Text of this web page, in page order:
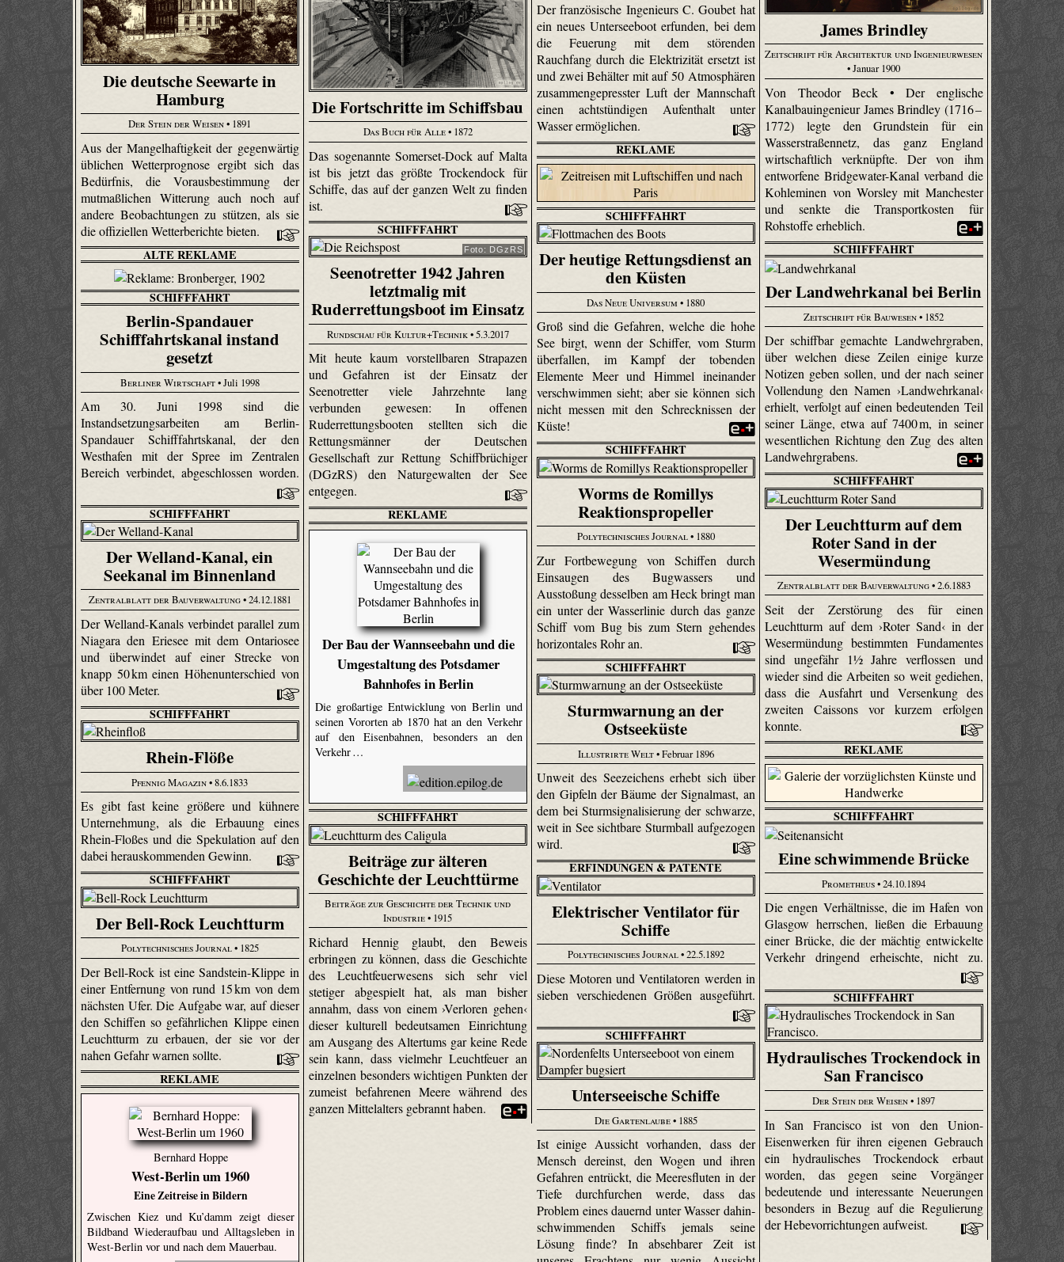
James Brindley
Zeitschrift für Architektur und Ingenieurwesen
• Januar 1900
Von Theodor Beck • Der englische
Kanalbauingenieur James Brindley (1716 –
1772) legte den Grundstein für ein
Wasserstraßennetz, das ganz England
wirtschaftlich verknüpfte. Der von ihm
entworfene Bridge­water-Kanal verband die
Kohleminen von Worsley mit Manchester
und senkte die Transportkosten für
Rohstoffe erheblich.
Die deutsche Seewarte in
Hamburg
Der Stein der Weisen• 1891
Aus der Mangelhaftigkeit der gegenwärtig
üblichen Wetterprognose ergibt sich das
Bedürfnis, die Vorausbestimmung der
mutmaßlichen Witterung auch noch auf
andere Beobachtungen zu stützen, als sie
die offiziellen Wetterberichte bieten.
Die Fortschritte im Schiffsbau
Das Buch für Alle• 1872
Das sogenannte Somerset-Dock auf Malta
ist bis jetzt das größte Trockendock für
Schiffe, das auf der ganzen Welt zu finden
ist.
Der französische Ingenieurs C. Goubet hat
ein neues Unterseeboot erfunden, bei dem
die Feuerung mit dem störenden
Rauchfang durch die Elektrizität ersetzt ist
und zwei Behälter mit auf 50 Atmosphären
zusammengepresster Luft der Mannschaft
einen achtstündigen Aufenthalt unter
Wasser ermöglichen.
REKLAME
SCHIFFFAHRT
Der heutige Rettungsdienst an
den Küsten
Das Neue Universum • 1880
Groß sind die Gefahren, welche die hohe
See birgt, wenn der Schiffer, vom Sturm
überfallen, im Kampf der tobenden
Elemente Meer und Himmel ineinander
verschwimmen sieht; aber sie können sich
nicht messen mit den Schrecknissen der
Küste!
SCHIFFFAHRT
Foto: DGzRS
Seenotretter 1942 Jahren
letztmalig mit
Ruderrettungsboot im Einsatz
Rundschau für Kultur+Technik• 5.3.2017
Mit heute kaum vorstellbaren Strapazen
und Gefahren ist der Einsatz der
Seenotretter viele Jahrzehnte lang
verbunden gewesen: In offenen
Ruderrettungsbooten stellten sich die
Rettungsmänner der Deutschen
Gesellschaft zur Rettung Schiffbrüchiger
(DGzRS) den Naturgewalten der See
entgegen.
SCHIFFFAHRT
Der Landwehrkanal bei Berlin
Zeitschrift für Bauwesen• 1852
Der schiffbar gemachte Landwehrgraben,
über welchen diese Zeilen einige kurze
Notizen geben sollen, und der nach seiner
Vollendung den Namen ›Landwehrkanal‹
erhielt, verfolgt auf einen bedeutenden Teil
seiner Länge, etwa auf 7400 m, in seiner
wesentlichen Richtung den Zug des alten
Landwehrgrabens.
ALTE REKLAME
SCHIFFFAHRT
Berlin-Spandauer
Schifffahrtskanal instand
gesetzt
Berliner Wirtschaft• Juli 1998
Am 30. Juni 1998 sind die
Instandsetzungsarbeiten am Berlin-
Spandauer Schifffahrtskanal, der den
Westhafen mit der Spree im Zentralen
Bereich verbindet, abgeschlossen worden.
SCHIFFFAHRT
Worms de Romillys
Reaktionspropeller
Polytechnisches Journal• 1880
Zur Fortbewegung von Schiffen durch
Einsaugen des Bug­wassers und
Ausstoßung desselben am Heck bringt man
ein unter der Wasserlinie durch das ganze
Schiff vom Bug bis zum Stern gehendes
horizontales Rohr an.
SCHIFFFAHRT
Der Leuchtturm auf dem
Roter Sand in der
Wesermündung
Zentralblatt der Bauverwaltung• 2.6.1883
Seit der Zerstörung des für einen
Leuchtturm auf dem ›Roter Sand‹ in der
Wesermündung bestimmten Fundamentes
sind ungefähr 1½ Jahre verflossen und
wieder sind die Arbeiten so weit gediehen,
dass die Ausfahrt und Versenkung des
zweiten Caissons vor kurzem erfolgen
konnte.
SCHIFFFAHRT
Der Welland-Kanal, ein
Seekanal im Binnenland
Zentralblatt der Bauverwaltung• 24.12.1881
Der Welland-Kanals verbindet parallel zum
Niagara den Eriesee mit dem Ontariosee
und überwindet auf einer Strecke von
knapp 50 km einen Höhenunterschied von
über 100 Meter.
REKLAME
Der Bau der Wannseebahn und die
Umgestaltung des Potsdamer
Bahnhofes in Berlin
Die großartige Entwicklung von Berlin und
seinen Vororten ab 1870 hat an den Verkehr
auf den Eisenbahnen, besonders an den
Verkehr …
SCHIFFFAHRT
Beiträge zur älteren
Geschichte der Leuchttürme
Beiträge zur Geschichte der Technik und
Industrie• 1915
Richard Hennig glaubt, den Beweis
erbringen zu können, dass die Geschichte
des Leuchtfeuerwesens sich sehr viel
stetiger abgespielt hat, als man bisher
annahm, dass von einem ›Verloren gehen‹
dieser kulturell bedeutsamen Einrichtung
am Ausgang des Altertums gar keine Rede
sein kann, dass vielmehr Leuchtfeuer an
einzelnen besonders wichtigen Punkten der
zumeist befahrenen Meere während des
ganzen Mittelalters gebrannt haben.
SCHIFFFAHRT
Sturmwarnung an der
Ostseeküste
Illustrirte Welt• Februar 1896
Unweit des Seezeichens erhebt sich über
den Gipfeln der Bäume der Signalmast, an
dem bei Sturmsignalisierung der schwarze,
weit in See sichtbare Sturmball aufgezogen
wird.
SCHIFFFAHRT
Rhein-Flöße
Pfennig Magazin• 8.6.1833
Es gibt fast keine größere und kühnere
Unternehmung, als die Erbauung eines
Rhein-Floßes und die Spekulation auf den
dabei herauskommenden Gewinn.
REKLAME
SCHIFFFAHRT
Eine schwimmende Brücke
Prometheus• 24.10.1894
Die engen Verhältnisse, die im Hafen von
Glasgow herrschen, ließen die Erbauung
einer Brücke, die der mächtig entwickelte
Verkehr dringend erheischte, nicht zu.
ERFINDUNGEN & PATENTE
Elektrischer Ventilator für
Schiffe
Polytechnisches Journal• 22.5.1892
Diese Motoren und Ventilatoren werden in
sieben verschiedenen Größen ausgeführt.
SCHIFFFAHRT
Der Bell-Rock Leuchtturm
Polytechnisches Journal• 1825
Der Bell-Rock ist eine Sandstein-Klippe in
einer Entfernung von rund 15 km von dem
nächsten Ufer. Die Aufgabe war, auf dieser
den Schiffen so gefährlichen Klippe einen
Leuchtturm zu erbauen, der sie vor der
nahen Gefahr warnen sollte.
SCHIFFFAHRT
Hydraulisches Trockendock in
San Francisco
Der Stein der Weisen• 1897
In San Francisco ist von den Union-
Eisenwerken für ihren eigenen Gebrauch
ein hydraulisches Trockendock erbaut
worden, das gegen seine Vorgänger
bedeutende und interessante Neuerungen
besonders in Bezug auf die Regulierung
der Hebevorrichtungen aufweist.
SCHIFFFAHRT
Unterseeische Schiffe
Die Gartenlaube• 1885
Ist einige Aussicht vorhanden, dass der
Mensch dereinst, den Wogen und ihren
Gefahren entrückt, die Meeresfluten in der
Tiefe durchfurchen werde, dass das
Problem eines dauernd unter Wasser dahin­
schwimmenden Schiffs jemals seine
Lösung finde? In absehbarer Zeit ist
REKLAME
Bernhard Hoppe
West-Berlin um 1960
Eine Zeitreise in Bildern
Zwischen Kiez und Ku’damm zeigt dieser
Bildband Wiederaufbau und Alltagsleben in
West-Berlin vor und nach dem Mauerbau.